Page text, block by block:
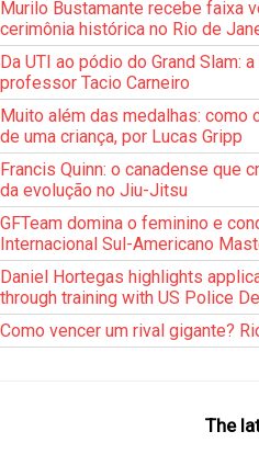
Murilo Bustamante recebe faixa
cerimônia histórica no Rio de
Da UTI ao pódio do Grand Slam:
professor Tacio Carneiro
Muito além das medalhas:
de uma criança, por Lucas Gripp
Francis Quinn: o canadense que
da evolução no Jiu-Jitsu
GFTeam domina o feminino e
Internacional Sul-Americano
Daniel Hortegas highlights
through training with US Police
Como vencer um rival gigante?
The